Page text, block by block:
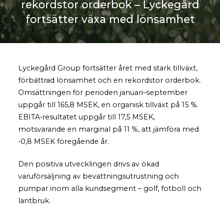
rekordstor orderbok – Lyckegård
fortsätter växa med lönsamhet
Lyckegård Group fortsätter året med stark tillväxt,
förbättrad lönsamhet och en rekordstor orderbok.
Omsättningen för perioden januari–september
uppgår till 165,8 MSEK, en organisk tillväxt på 15 %.
EBITA-resultatet uppgår till 17,5 MSEK,
motsvarande en marginal på 11 %, att jämföra med
-0,8 MSEK föregående år.
Den positiva utvecklingen drivs av ökad
varuförsäljning av bevattningsutrustning och
pumpar inom alla kundsegment – golf, fotboll och
lantbruk.